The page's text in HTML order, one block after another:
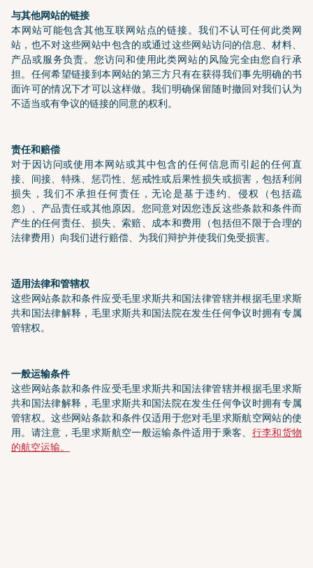
与其他网站的链接
本网站可能包含其他互联网站点的链接。我们不认可任何此类网
站，也不对这些网站中包含的或通过这些网站访问的信息、材料、
产品或服务负责。您访问和使用此类网站的风险完全由您自行承
担。任何希望链接到本网站的第三方只有在获得我们事先明确的书
面许可的情况下才可以这样做。我们明确保留随时撤回对我们认为
不适当或有争议的链接的同意的权利。
责任和赔偿
对于因访问或使用本网站或其中包含的任何信息而引起的任何直
接、间接、特殊、惩罚性、惩戒性或后果性损失或损害，包括利润
损失，我们不承担任何责任，无论是基于违约、侵权（包括疏
忽）、产品责任或其他原因。您同意对因您违反这些条款和条件而
产生的任何责任、损失、索赔、成本和费用（包括但不限于合理的
法律费用）向我们进行赔偿、为我们辩护并使我们免受损害。
适用法律和管辖权
这些网站条款和条件应受毛里求斯共和国法律管辖并根据毛里求斯
共和国法律解释，毛里求斯共和国法院在发生任何争议时拥有专属
管辖权。
一般运输条件
这些网站条款和条件应受毛里求斯共和国法律管辖并根据毛里求斯
共和国法律解释，毛里求斯共和国法院在发生任何争议时拥有专属
管辖权。这些网站条款和条件仅适用于您对毛里求斯航空网站的使
用。请注意，毛里求斯航空一般运输条件适用于乘客、 行李和货物
的航空运输。